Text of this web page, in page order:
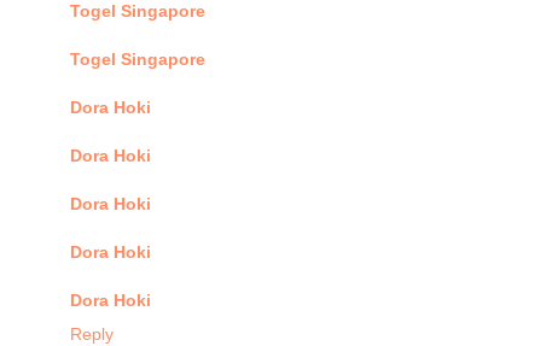
Togel Singapore
Togel Singapore
Dora Hoki
Dora Hoki
Dora Hoki
Dora Hoki
Dora Hoki
Reply